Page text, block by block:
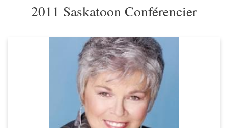
2011 Saskatoon Conférencier